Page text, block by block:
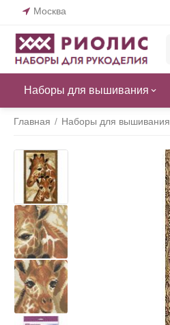
Москва
Наборы для вышивания
Главная / Наборы для вышивания